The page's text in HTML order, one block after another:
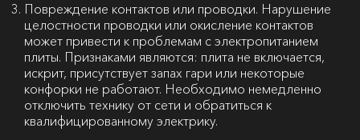
Повреждение контактов или проводки. Нарушение
целостности проводки или окисление контактов
может привести к проблемам с электропитанием
плиты. Признаками являются: плита не включается,
искрит, присутствует запах гари или некоторые
конфорки не работают. Необходимо немедленно
отключить технику от сети и обратиться к
квалифицированному электрику.